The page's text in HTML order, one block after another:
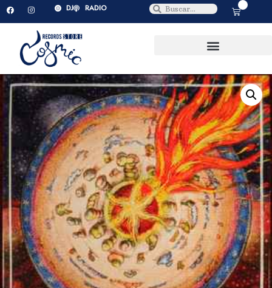
DJ RADIO